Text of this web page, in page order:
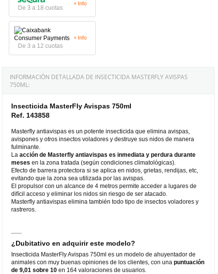
De 3 a 18 cuotas
+ Info
De 3 a 12 cuotas
+ Info
INFORMACIÓN DETALLADA DE INSECTICIDA MASTERFLY AVISPAS
750ML:
Insecticida MasterFly Avispas 750ml
Ref. 143858
Masterfly antiavispas es un potente insecticida que elimina avispas,
avispones y otros insectos voladores y destruye sus nidos de manera
fulminante.
Laacción de Masterfly antiavispas es inmediata y perdura durante
meses en la zona tratada (según condiciones climatológicas).
Efecto de barrera protectora si se aplica en nidos, grietas, rendijas, etc,
evitando que la zona sea utilizada por las avispas.
El propulsor con un alcance de 4 metros permite acceder a lugares de
difícil acceso y eliminar los nidos sin riesgo de ser atacado.
Masterfly antiavispas elimina también todo tipo de insectos voladores y
rastreros.
¿Dubitativo en adquirir este modelo?
Insecticida MasterFly Avispas 750ml es un modelo de ahuyentador de
animales con muy buenas opiniones de los clientes, con unapuntuación
de 9,01 sobre 10 en 164 valoraciones de usuarios.